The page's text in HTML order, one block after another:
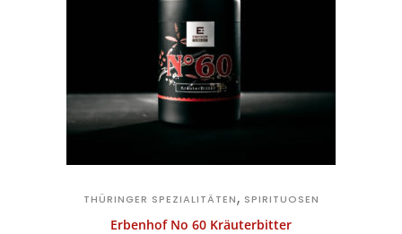
THÜRINGER SPEZIALITÄTEN, SPIRITUOSEN
Erbenhof No 60 Kräuterbitter